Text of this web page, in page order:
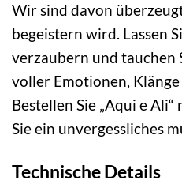
Wir sind davon
begeistern wird. Lassen
verzaubern und tauchen
voller Emotionen,
Bestellen Sie „Aqui e
Sie ein unvergessliches
Technische Details